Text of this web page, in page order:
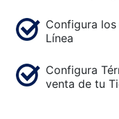
Configura
Línea
Configura
venta de tu